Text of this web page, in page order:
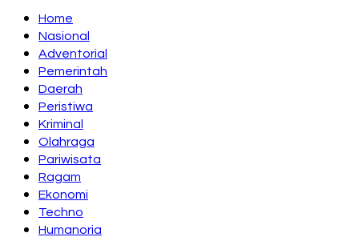
Home
Nasional
Adventorial
Pemerintah
Daerah
Peristiwa
Kriminal
Olahraga
Pariwisata
Ragam
Ekonomi
Techno
Humanoria